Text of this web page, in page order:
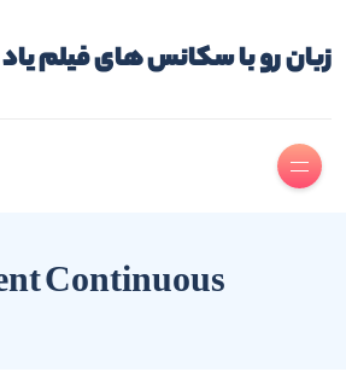
زبان رو با سکانس های فیلم یاد
Continuous